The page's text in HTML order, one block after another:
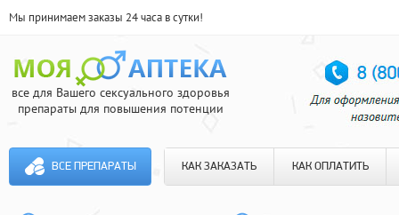
Мы принимаем заказы 24 часа в сутки!
все для Вашего сексуального здоровья
препараты для повышения потенции
ВСЕ ПРЕПАРАТЫ КАК ЗАКАЗАТЬ КАК ОПЛАТИТЬ